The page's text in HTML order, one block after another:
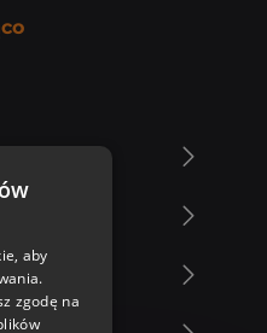
aby
zgodę na